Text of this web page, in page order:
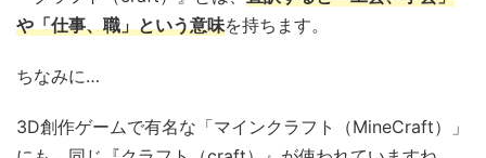
や「仕事、職」という意味を持ちます。
ちなみに…
3D創作ゲームで有名な「マインクラフト（MineCraft）」